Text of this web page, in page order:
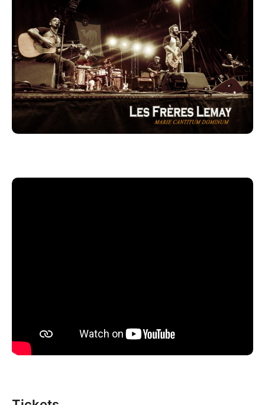
en décembre2012, l'album fait figure de proue en
matière de musique néo-traditionnelle au Québec.
C’est au fil de leurs derniers périples au Qatar et en
Europe(2014) que le projet de création d’un 3e album
s’est mis en branle... Toujours entouré des talentueux
David Robert auxpercussions, Yanic Boudreau au
violon, mais aussi de Samuel Caron à l’harmonica et
Marc-Antoine Goulet à la guitare électrique, Les
Frères Lemay dévoilent fièrement un 3e opus intitulé
Finalement, le groupe reprend la route des festivals à
GULLIVAN (MES SOULIERS SONT ROUGES)